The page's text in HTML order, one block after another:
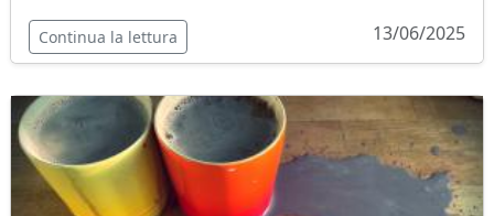
Continua la lettura 13/06/2025